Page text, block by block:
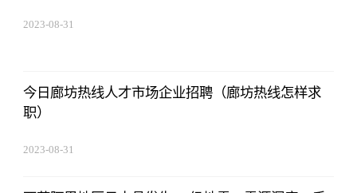
2023-08-31
今日廊坊热线人才市场企业招聘（廊坊热线怎样求
职）
2023-08-31